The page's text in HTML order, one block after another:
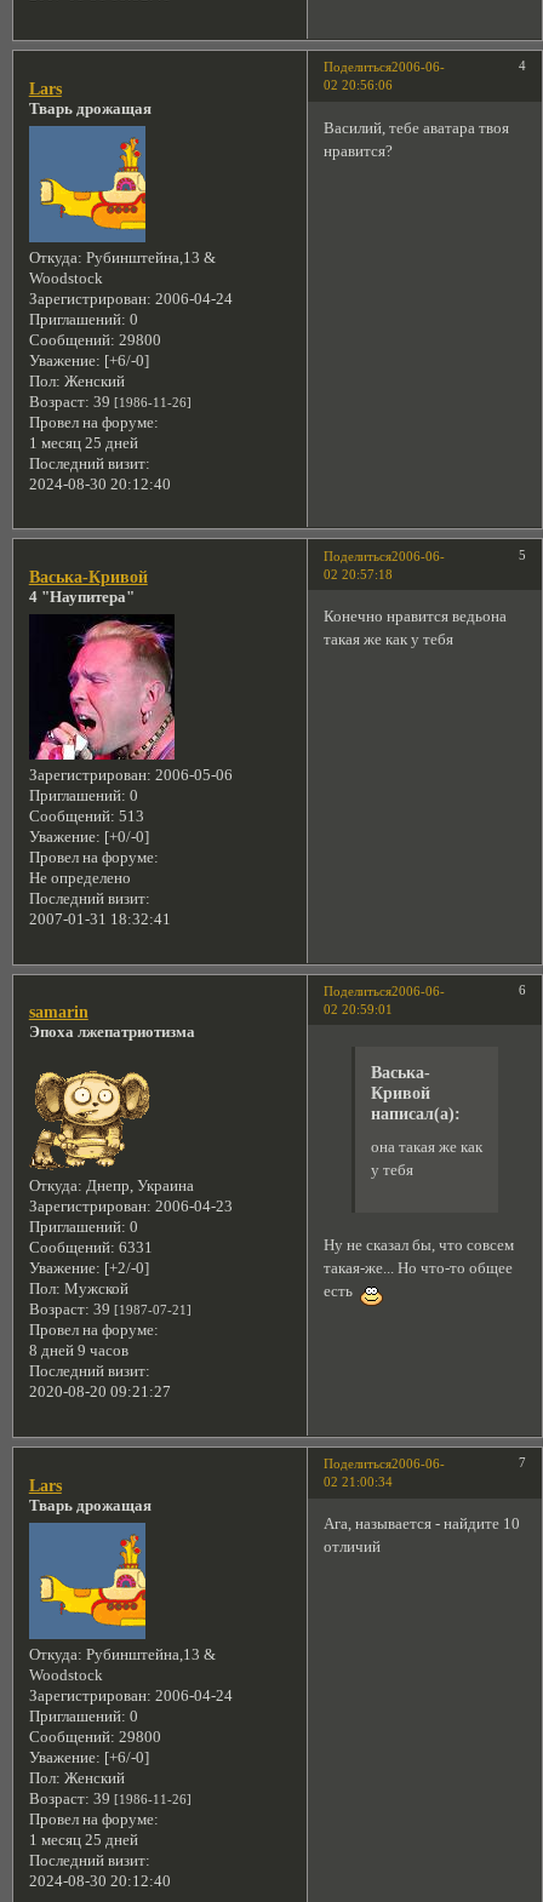
Поделиться 4
2006-06-
02 20:56:06
Lars
Тварь дрожащая
Откуда: Рубинштейна,13 &
Woodstock
Зарегистрирован: 2006-04-24
Приглашений: 0
Сообщений: 29800
Уважение: [+6/-0]
Пол: Женский
Возраст: 39 [1986-11-26]
Провел на форуме:
1 месяц 25 дней
Последний визит:
2024-08-30 20:12:40
Василий, тебе аватара твоя
нравится?
Поделиться 5
2006-06-
02 20:57:18
Васька-Кривой
4 "Наупитера"
Зарегистрирован: 2006-05-06
Приглашений: 0
Сообщений: 513
Уважение: [+0/-0]
Провел на форуме:
Не определено
Последний визит:
2007-01-31 18:32:41
Конечно нравится ведьона
такая же как у тебя
Поделиться 6
2006-06-
02 20:59:01
samarin
Эпоха лжепатриотизма
Откуда: Днепр, Украина
Зарегистрирован: 2006-04-23
Приглашений: 0
Сообщений: 6331
Уважение: [+2/-0]
Пол: Мужской
Возраст: 39 [1987-07-21]
Провел на форуме:
8 дней 9 часов
Последний визит:
2020-08-20 09:21:27
Васька-
Кривой
написал(а):
она такая же как
у тебя
Ну не сказал бы, что совсем
такая-же... Но что-то общее
есть
Поделиться 7
2006-06-
02 21:00:34
Lars
Тварь дрожащая
Откуда: Рубинштейна,13 &
Woodstock
Зарегистрирован: 2006-04-24
Приглашений: 0
Сообщений: 29800
Уважение: [+6/-0]
Пол: Женский
Возраст: 39 [1986-11-26]
Провел на форуме:
1 месяц 25 дней
Последний визит:
2024-08-30 20:12:40
Ага, называется - найдите 10
отличий